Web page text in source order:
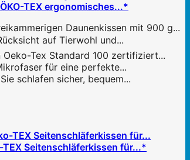
TEX ergonomisches...*
Daunenkissen mit 900 g...
auf Tierwohl und...
Tex Standard 100 zertifiziert...
für eine perfekte...
schlafen sicher, bequem...
Seitenschläferkissen für...*